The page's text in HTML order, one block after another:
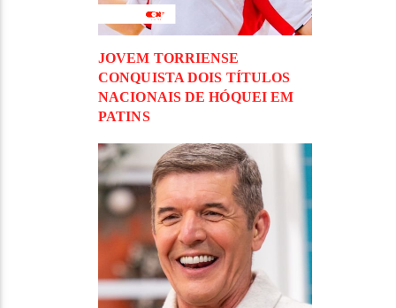
JOVEM TORRIENSE
CONQUISTA DOIS TÍTULOS
NACIONAIS DE HÓQUEI EM
PATINS